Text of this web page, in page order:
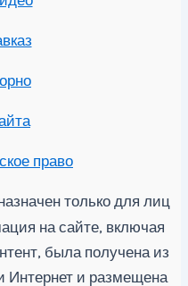
право
только для лиц
на сайте, включая
была получена из
Интернет и размещена